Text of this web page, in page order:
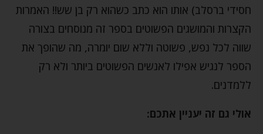
חסידי ברסלב) אותו הוא כתב כשהוא רק בן שש!! האמרות
הקצרות והמושגים הפשוטים בספר זה מנוסחים בצורה
שווה לכל נפש, פשוטה וללא שום יומרה, מה שהופך את
הספר לנגיש אפילו לאנשים הפשוטים ביותר ולא רק
ללמדנים.
אולי גם זה יעניין אתכם: